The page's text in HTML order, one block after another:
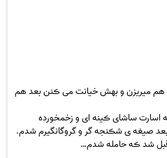
هم میریزن و بهش خیانت می ڪنن بعد هم
اسارت ساشای ڪینه ای و زخمخورده
صیغه ی شڪنجه گر و گروگانگیرم شدم.
قبل شد ڪه حامله شدم…